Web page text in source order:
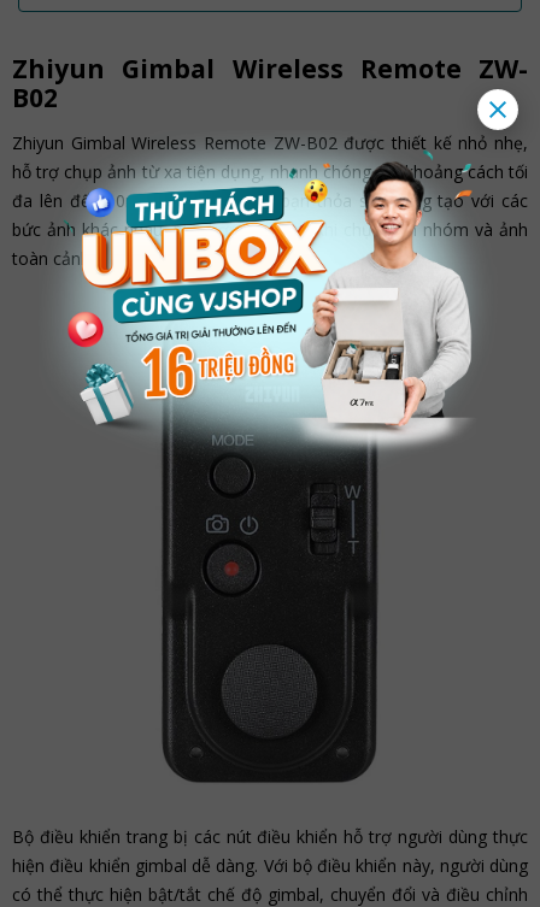
Zhiyun Gimbal Wireless Remote ZW-
B02
Zhiyun Gimbal Wireless Remote ZW-B02 được thiết kế nhỏ nhẹ,
hỗ trợ chụp ảnh từ xa tiện dụng, nhanh chóng với khoảng cách tối
đa lên đến 10m. Điều khiển giúp bạn thỏa sức sáng tạo với các
bức ảnh khác nhau, phù hợp sử dụng khi chụp ảnh nhóm và ảnh
toàn cảnh.
Bộ điều khiển trang bị các nút điều khiển hỗ trợ người dùng thực
hiện điều khiển gimbal dễ dàng. Với bộ điều khiển này, người dùng
có thể thực hiện bật/tắt chế độ gimbal, chuyển đổi và điều chỉnh